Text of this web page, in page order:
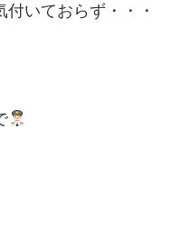
いておらず・・・